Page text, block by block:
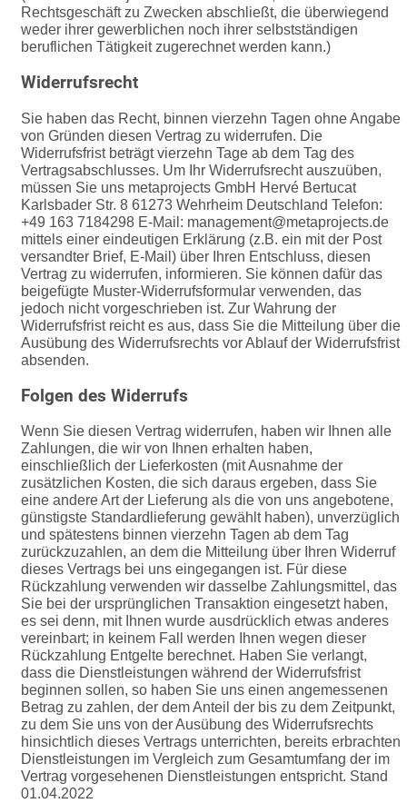
Rechtsgeschäft zu Zwecken abschließt, die überwiegend
weder ihrer gewerblichen noch ihrer selbstständigen
beruflichen Tätigkeit zugerechnet werden kann.)
Widerrufsrecht
Sie haben das Recht, binnen vierzehn Tagen ohne Angabe
von Gründen diesen Vertrag zu widerrufen. Die
Widerrufsfrist beträgt vierzehn Tage ab dem Tag des
Vertragsabschlusses. Um Ihr Widerrufsrecht auszuüben,
müssen Sie uns metaprojects GmbH Hervé Bertucat
Karlsbader Str. 8 61273 Wehrheim Deutschland Telefon:
+49 163 7184298 E-Mail: management@metaprojects.de
mittels einer eindeutigen Erklärung (z.B. ein mit der Post
versandter Brief, E-Mail) über Ihren Entschluss, diesen
Vertrag zu widerrufen, informieren. Sie können dafür das
beigefügte Muster-Widerrufsformular verwenden, das
jedoch nicht vorgeschrieben ist. Zur Wahrung der
Widerrufsfrist reicht es aus, dass Sie die Mitteilung über die
Ausübung des Widerrufsrechts vor Ablauf der Widerrufsfrist
absenden.
Folgen des Widerrufs
Wenn Sie diesen Vertrag widerrufen, haben wir Ihnen alle
Zahlungen, die wir von Ihnen erhalten haben,
einschließlich der Lieferkosten (mit Ausnahme der
zusätzlichen Kosten, die sich daraus ergeben, dass Sie
eine andere Art der Lieferung als die von uns angebotene,
günstigste Standardlieferung gewählt haben), unverzüglich
und spätestens binnen vierzehn Tagen ab dem Tag
zurückzuzahlen, an dem die Mitteilung über Ihren Widerruf
dieses Vertrags bei uns eingegangen ist. Für diese
Rückzahlung verwenden wir dasselbe Zahlungsmittel, das
Sie bei der ursprünglichen Transaktion eingesetzt haben,
es sei denn, mit Ihnen wurde ausdrücklich etwas anderes
vereinbart; in keinem Fall werden Ihnen wegen dieser
Rückzahlung Entgelte berechnet. Haben Sie verlangt,
dass die Dienstleistungen während der Widerrufsfrist
beginnen sollen, so haben Sie uns einen angemessenen
Betrag zu zahlen, der dem Anteil der bis zu dem Zeitpunkt,
zu dem Sie uns von der Ausübung des Widerrufsrechts
hinsichtlich dieses Vertrags unterrichten, bereits erbrachten
Dienstleistungen im Vergleich zum Gesamtumfang der im
Vertrag vorgesehenen Dienstleistungen entspricht. Stand
01.04.2022